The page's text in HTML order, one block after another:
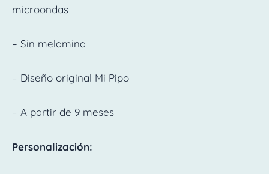
microondas
– Sin melamina
– Diseño original Mi Pipo
– A partir de 9 meses
Personalización: